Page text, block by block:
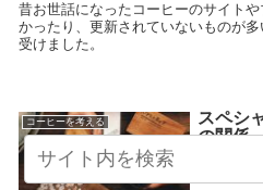
昔お世話になったコーヒーのサイト
かったり、更新されていないものが
受けました。
コーヒーを考える
スペシ
の関係